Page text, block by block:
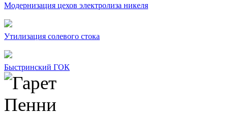
Модернизация цехов электролиза никеля
Утилизация солевого стока
Быстринский ГОК